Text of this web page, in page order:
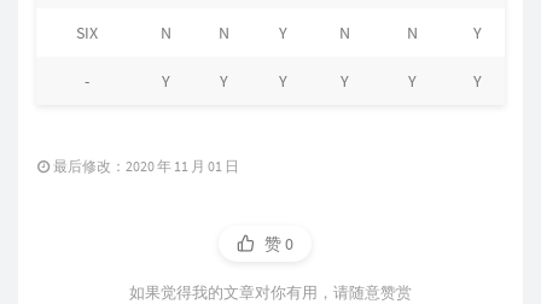
SIX N N Y N N Y
- Y Y Y Y Y Y
最后修改：2020 年 11 月 01 日
赞0
如果觉得我的文章对你有用，请随意赞赏